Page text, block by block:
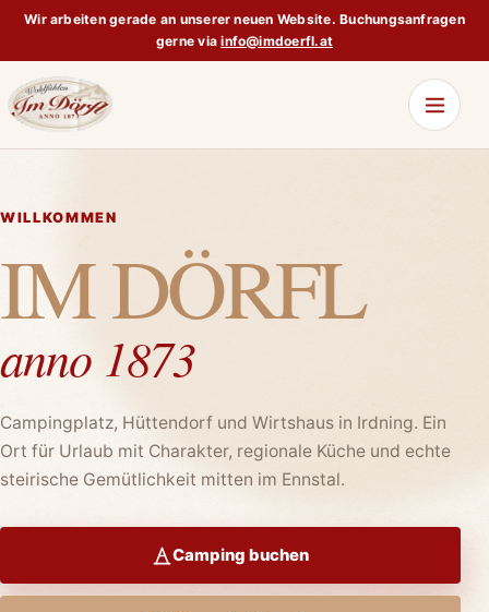
Wir arbeiten gerade an unserer neuen Website. Buchungsanfragen
gerne viainfo@imdoerfl.at
WILLKOMMEN
IM DÖRFL
anno 1873
Campingplatz, Hüttendorf und Wirtshaus in Irdning. Ein
Ort für Urlaub mit Charakter, regionale Küche und echte
steirische Gemütlichkeit mitten im Ennstal.
Camping buchen